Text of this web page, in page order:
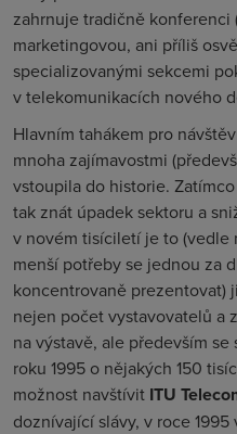
zahrnuje tradičně
marketingovou, ani příliš
specializovanými sekcemi
v telekomunikacích nového
Hlavním tahákem pro
mnoha zajímavostmi
vstoupila do historie.
tak znát úpadek sektoru a
v novém tisíciletí je to
menší potřeby se jednou za
koncentrovaně prezentovat)
nejen počet vystavovatelů a
na výstavě, ale především
roku 1995 o nějakých 150
možnost navštívit ITU
doznívající slávy, v roce